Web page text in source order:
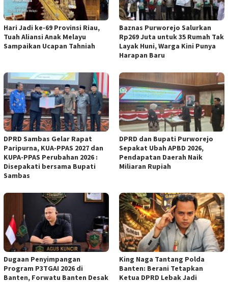
Hari Jadi ke-69 Provinsi Riau,
Tuah Aliansi Anak Melayu
Sampaikan Ucapan Tahniah
Baznas Purworejo Salurkan
Rp269 Juta untuk 35 Rumah Tak
Layak Huni, Warga Kini Punya
Harapan Baru ‎
DPRD Sambas Gelar Rapat
Paripurna, KUA-PPAS 2027 dan
KUPA-PPAS Perubahan 2026 :
Disepakati bersama Bupati
Sambas
DPRD dan Bupati Purworejo
Sepakat Ubah APBD 2026,
Pendapatan Daerah Naik
Miliaran Rupiah ‎
Dugaan Penyimpangan
Program P3TGAI 2026 di
Banten, Forwatu Banten Desak
‎King Naga Tantang Polda
Banten: Berani Tetapkan
Ketua DPRD Lebak Jadi